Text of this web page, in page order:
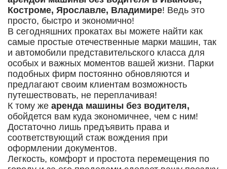
Костроме, Ярославле, Владимире! Ведь это
просто, быстро и экономично!
В сегодняшних прокатах вы можете найти как
самые простые отечественные марки машин, так
и автомобили представительского класса для
особых и важных моментов вашей жизни. Парки
подобных фирм постоянно обновляются и
предлагают своим клиентам возможность
путешествовать, не переплачивая!
К тому же аренда машины без водителя,
обойдется вам куда экономичнее, чем с ним!
Достаточно лишь предъявить права и
соответствующий стаж вождения при
оформлении документов.
Легкость, комфорт и простота перемещения по